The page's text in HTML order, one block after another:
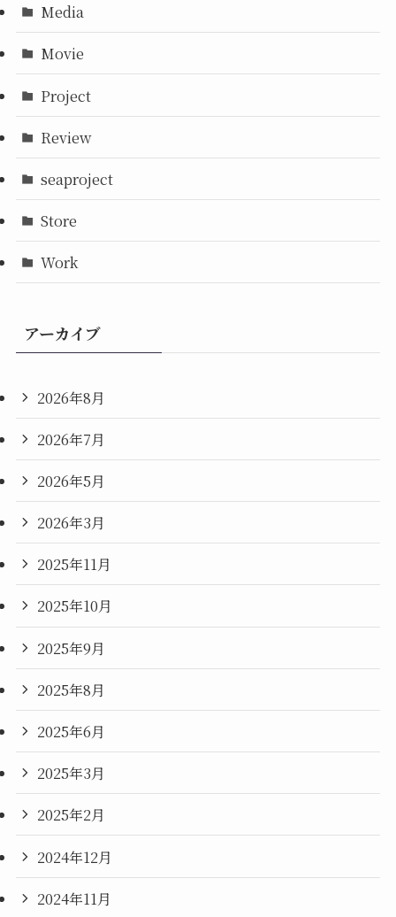
Media
Movie
Project
Review
seaproject
Store
Work
アーカイブ
2026年8月
2026年7月
2026年5月
2026年3月
2025年11月
2025年10月
2025年9月
2025年8月
2025年6月
2025年3月
2025年2月
2024年12月
2024年11月